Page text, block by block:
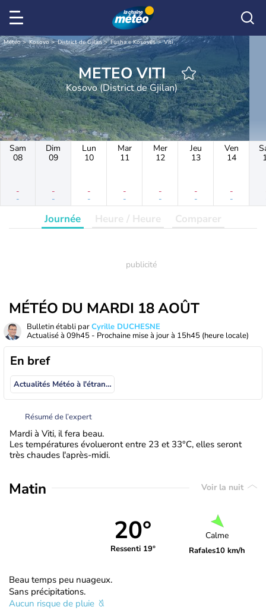
Météo Kosovo District de Gjilan Fusha e Kosovës Viti
METEO VITI
Kosovo (District de Gjilan)
Sam
08
-
-
Dim
09
-
-
Lun
10
-
-
Mar
11
-
-
Mer
12
-
-
Jeu
13
-
-
Ven
14
-
-
Journée Heure / Heure Comparer
MÉTÉO DU MARDI 18 AOÛT
Bulletin établi parCyrille DUCHESNE
Actualisé à 09h45 - Prochaine mise à jour à 15h45 (heure locale)
En bref
Actualités Météo à l'étranger
Résumé de l’expert
Mardi à Viti, il fera beau.
Les températures évolueront entre 23 et 33°C, elles seront
très chaudes l'après-midi.
Matin Voir la nuit
20°
Ressenti 19°
Calme
Rafales10 km/h
Beau temps peu nuageux.
Sans précipitations.
Aucun risque de pluie